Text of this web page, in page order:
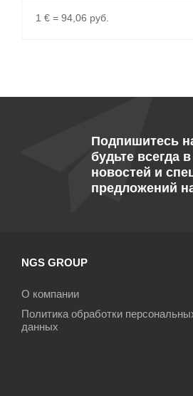
1 € = 94,06 руб.
Подпишитесь
будьте всегда
новостей и
предложений
NGS GROUP
О компании
Политика обработки
данных